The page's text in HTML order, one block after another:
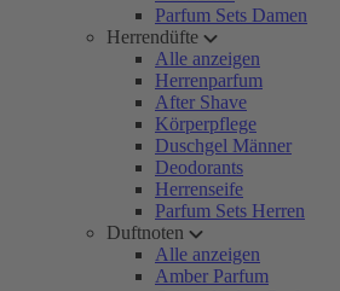
Parfum Sets Damen
Herrendüfte
Alle anzeigen
Herrenparfum
After Shave
Körperpflege
Duschgel Männer
Deodorants
Herrenseife
Parfum Sets Herren
Duftnoten
Alle anzeigen
Amber Parfum